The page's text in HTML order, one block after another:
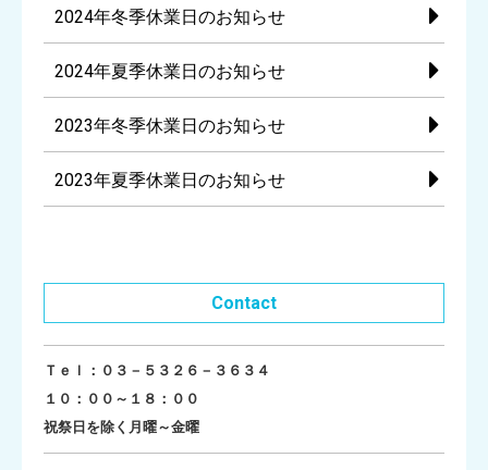
2024年冬季休業日のお知らせ
2024年夏季休業日のお知らせ
2023年冬季休業日のお知らせ
2023年夏季休業日のお知らせ
Contact
Ｔｅｌ：０３－５３２６－３６３４
１０：００～１８：００
祝祭日を除く月曜～金曜